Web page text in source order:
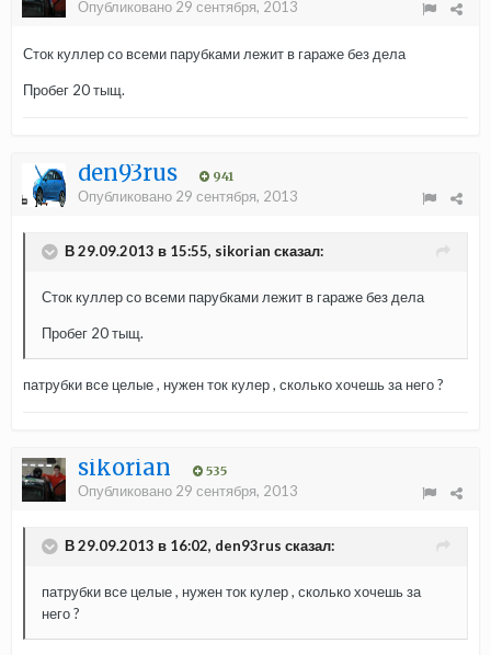
Опубликовано 29 сентября, 2013
Сток куллер со всеми парубками лежит в гараже без дела
Пробег 20 тыщ.
den93rus 941
Опубликовано 29 сентября, 2013
В 29.09.2013 в 15:55, sikorian сказал:
Сток куллер со всеми парубками лежит в гараже без дела
Пробег 20 тыщ.
патрубки все целые , нужен ток кулер , сколько хочешь за него ?
sikorian 535
Опубликовано 29 сентября, 2013
В 29.09.2013 в 16:02, den93rus сказал:
патрубки все целые , нужен ток кулер , сколько хочешь за
него ?